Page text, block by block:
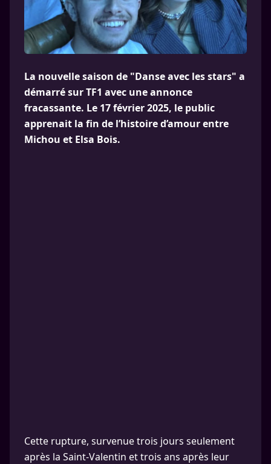
La nouvelle saison de "Danse avec les stars" a
démarré sur TF1 avec une annonce
fracassante. Le 17 février 2025, le public
apprenait la fin de l’histoire d’amour entre
Michou et Elsa Bois.
Cette rupture, survenue trois jours seulement
après la Saint-Valentin et trois ans après leur